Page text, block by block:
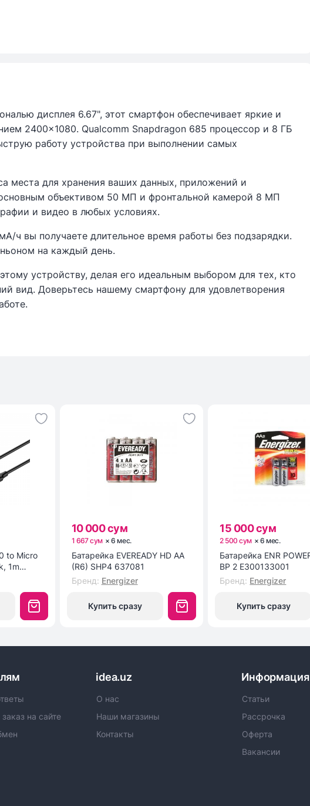
дисплея 6.67", этот смартфон обеспечивает яркие и
2400x1080. Qualcomm Snapdragon 685 процессор и 8 ГБ
работу устройства при выполнении самых
места для хранения ваших данных, приложений и
объективом 50 МП и фронтальной камерой 8 МП
и видео в любых условиях.
ч вы получаете длительное время работы без подзарядки.
на каждый день.
устройству, делая его идеальным выбором для тех, кто
вид. Доверьтесь нашему смартфону для удовлетворения
to Micro
1m
10 000 сум
1 667 сум ×6 мес.
Батарейка EVEREADY HD AA
(R6) SHP4 637081
Бренд: Energizer
Купить сразу
15 000 сум
2 500 сум × 6 мес.
Батарейка ENR POWER E91
BP 2 E300133001
Бренд: Energizer
Купить сразу
на сайте
idea.uz
О нас
Наши магазины
Контакты
Информация
Статьи
Рассрочка
Оферта
Вакансии